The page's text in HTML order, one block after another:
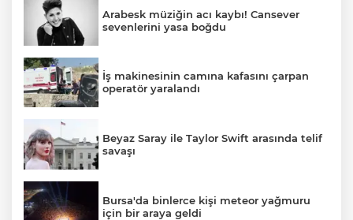
Arabesk müziğin acı kaybı! Cansever
sevenlerini yasa boğdu
İş makinesinin camına kafasını çarpan
operatör yaralandı
Beyaz Saray ile Taylor Swift arasında telif
savaşı
Bursa'da binlerce kişi meteor yağmuru
için bir araya geldi